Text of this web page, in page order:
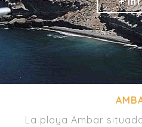
La playa Ambar